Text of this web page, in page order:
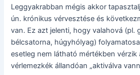
Leggyakrabban mégis akkor
ún. krónikus vérvesztése és
van. Ez azt jelenti, hogy valahová (pl.
bélcsatorna, húgyhólyag)
esetleg nem látható mértékben vérzik
vérlemezkék állandóan „aktiválva